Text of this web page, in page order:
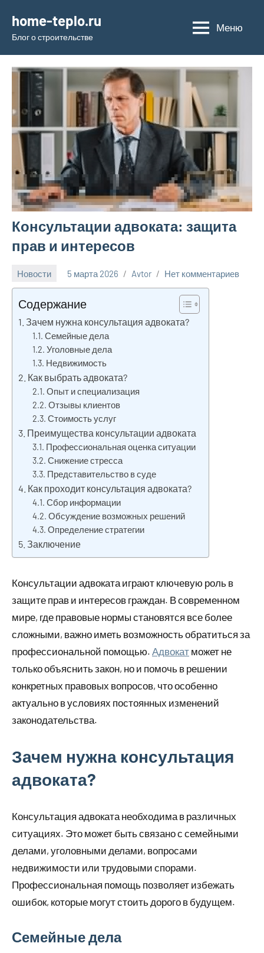
содержимому
home-teplo.ru
Блог о строительстве
Меню
Консультации адвоката: защита
прав и интересов
Новости 5 марта 2026 Avtor Нет комментариев
Содержание
Зачем нужна консультация адвоката?
Семейные дела
Уголовные дела
Недвижимость
Как выбрать адвоката?
Опыт и специализация
Отзывы клиентов
Стоимость услуг
Преимущества консультации адвоката
Профессиональная оценка ситуации
Снижение стресса
Представительство в суде
Как проходит консультация адвоката?
Сбор информации
Обсуждение возможных решений
Определение стратегии
Заключение
Консультации адвоката играют ключевую роль в
защите прав и интересов граждан. В современном
мире, где правовые нормы становятся все более
сложными, важно иметь возможность обратиться за
профессиональной помощью. Адвокат может не
только объяснить закон, но и помочь в решении
конкретных правовых вопросов, что особенно
актуально в условиях постоянных изменений
законодательства.
Зачем нужна консультация
адвоката?
Консультация адвоката необходима в различных
ситуациях. Это может быть связано с семейными
делами, уголовными делами, вопросами
недвижимости или трудовыми спорами.
Профессиональная помощь позволяет избежать
ошибок, которые могут стоить дорого в будущем.
Семейные дела